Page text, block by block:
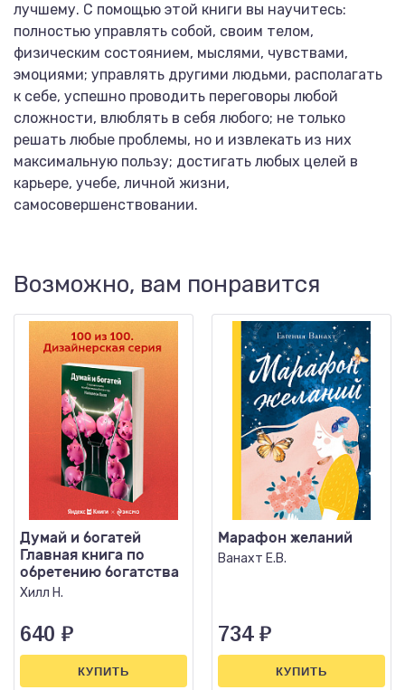
лучшему. С помощью этой книги вы научитесь:
полностью управлять собой, своим телом,
физическим состоянием, мыслями, чувствами,
эмоциями; управлять другими людьми, располагать
к себе, успешно проводить переговоры любой
сложности, влюблять в себя любого; не только
решать любые проблемы, но и извлекать из них
максимальную пользу; достигать любых целей в
карьере, учебе, личной жизни,
самосовершенствовании.
Возможно, вам понравится
Думай и богатей
Главная книга по
обретению богатства
Хилл Н.
640 ₽
КУПИТЬ
Марафон желаний
Ванахт Е.В.
734 ₽
КУПИТЬ